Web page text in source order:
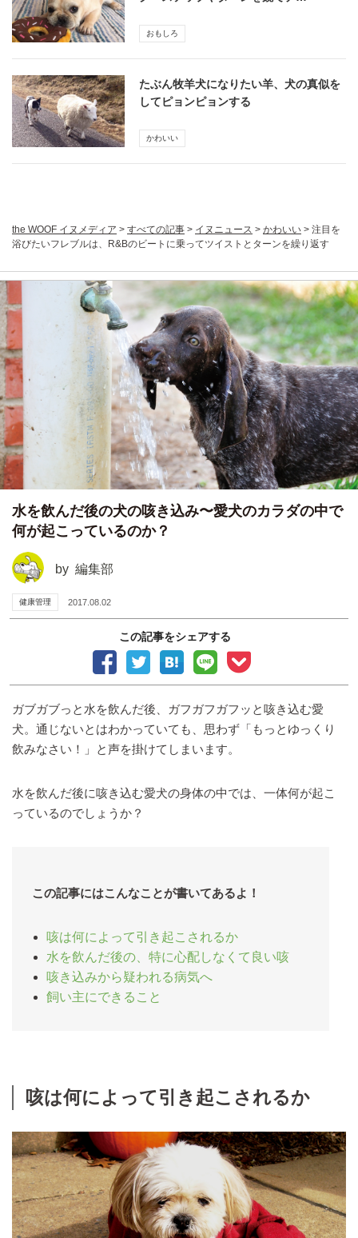
おもしろ
たぶん牧羊犬になりたい羊、犬の真似を
してピョンピョンする
かわいい
the WOOF イヌメディア > すべての記事 > イヌニュース > かわいい > 注目を
浴びたいフレブルは、R&Bのビートに乗ってツイストとターンを繰り返す
水を飲んだ後の犬の咳き込み〜愛犬のカラダの中で
何が起こっているのか？
by 編集部
健康管理 2017.08.02
この記事をシェアする
ガブガブっと水を飲んだ後、ガフガフガフッと咳き込む愛
犬。通じないとはわかっていても、思わず「もっとゆっくり
飲みなさい！」と声を掛けてしまいます。
水を飲んだ後に咳き込む愛犬の身体の中では、一体何が起こ
っているのでしょうか？
この記事にはこんなことが書いてあるよ！
咳は何によって引き起こされるか
水を飲んだ後の、特に心配しなくて良い咳
咳き込みから疑われる病気へ
飼い主にできること
咳は何によって引き起こされるか